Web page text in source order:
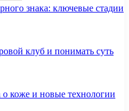
знака: ключевые стадии
клуб и понимать суть
о коже и новые технологии